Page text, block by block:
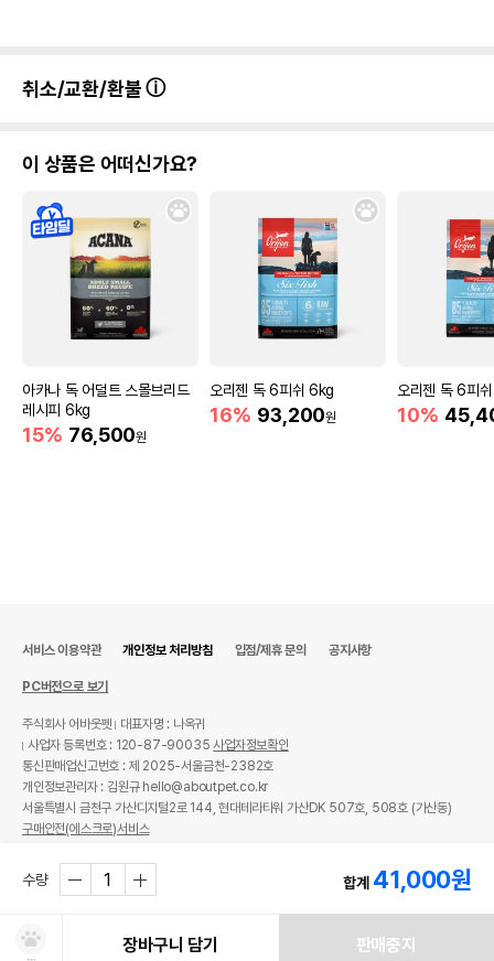
취소/교환/환불
이 상품은 어떠신가요?
아카나 독 어덜트 스몰브리드
레시피 6kg
15% 76,500원
오리젠 독 6피쉬 6kg
16% 93,200원
오리젠 독 6피
10%
수량 합계 41,000원
장바구니 담기 판매중지
서비스 이용약관 개인정보 처리방침 입점/제휴 문의 공지사항
PC버전으로 보기
주식회사 어바웃펫
대표자명 : 나옥귀
사업자 등록번호 : 120-87-90035사업자정보확인
통신판매업신고번호 : 제 2025-서울금천-2382호
개인정보관리자 : 김원규 hello@aboutpet.co.kr
서울특별시 금천구 가산디지털2로 144, 현대테라타워 가산DK 507호, 508호 (가산동)
구매안전(에스크로)서비스